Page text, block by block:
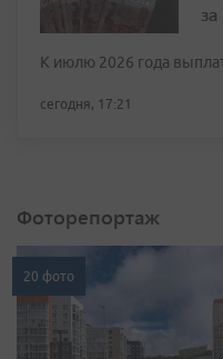
К июлю 2026 года
сегодня, 17:21
Фоторепортаж
20 фото